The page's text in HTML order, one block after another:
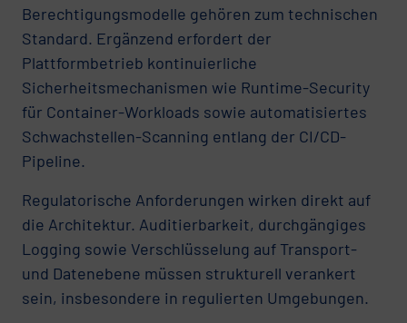
Berechtigungsmodelle gehören zum technischen
Standard. Ergänzend erfordert der
Plattformbetrieb kontinuierliche
Sicherheitsmechanismen wie Runtime-Security
für Container-Workloads sowie automatisiertes
Schwachstellen-Scanning entlang der CI/CD-
Pipeline.
Regulatorische Anforderungen wirken direkt auf
die Architektur. Auditierbarkeit, durchgängiges
Logging sowie Verschlüsselung auf Transport-
und Datenebene müssen strukturell verankert
sein, insbesondere in regulierten Umgebungen.